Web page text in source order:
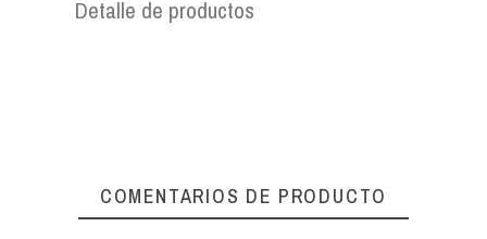
Detalle de productos
COMENTARIOS DE PRODUCTO